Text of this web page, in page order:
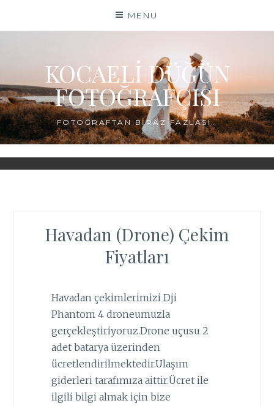
MENU
KOCAELI DÜĞÜN
FOTOĞRAFÇISI
FOTOĞRAFTAN BIRAZ FAZLASI…
Havadan (Drone) Çekim
Fiyatları
Havadan çekimlerimizi Dji
Phantom 4 droneumuzla
gerçekleştiriyoruz.Drone uçusu 2
adet batarya üzerinden
ücretlendirilmektedir.Ulaşım
giderleri tarafımıza aittir.Ücret ile
ilgili bilgi almak için bize